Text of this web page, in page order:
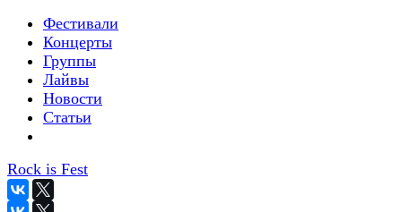
Фестивали
Концерты
Группы
Лайвы
Новости
Статьи
Rock is Fest